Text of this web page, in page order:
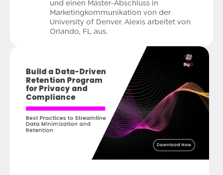
und einen Master-Abschluss in
Marketingkommunikation von der
University of Denver. Alexis arbeitet von
Orlando, FL aus.